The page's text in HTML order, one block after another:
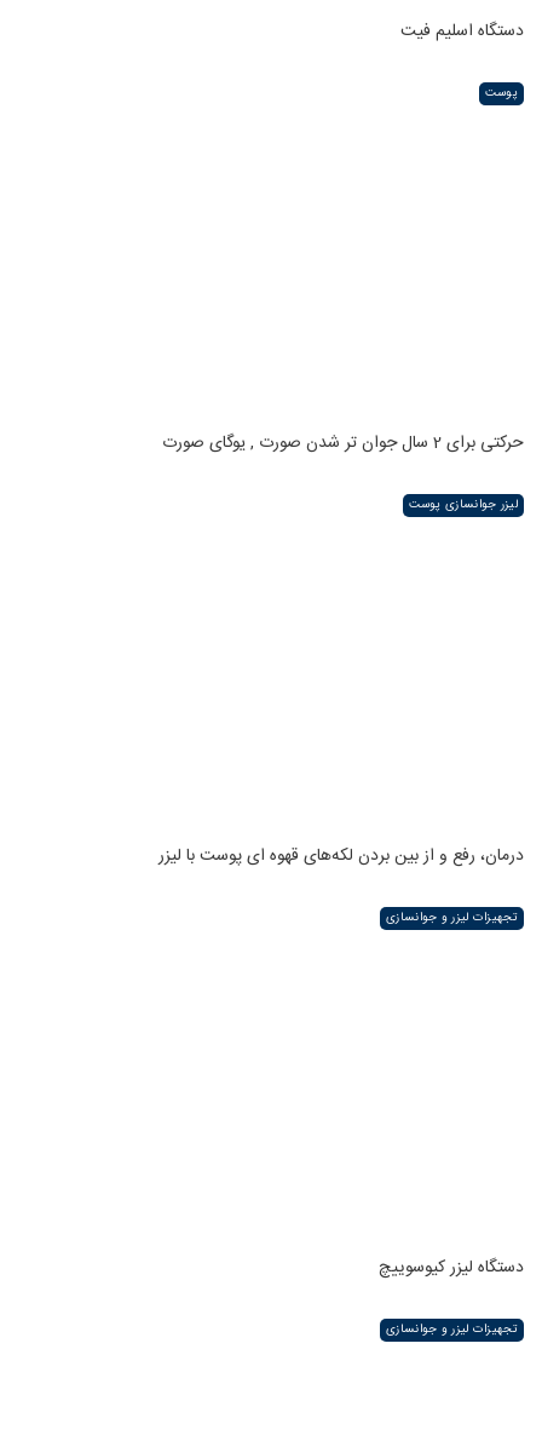
دستگاه اسلیم فیت
پوست
حرکتی برای 2 سال جوان تر شدن صورت , یوگای صورت
لیزر جوانسازی پوست
درمان، رفع و از بین بردن لکه‌های قهوه ای پوست با لیزر
تجهیزات لیزر و جوانسازی
دستگاه لیزر کیوسوییچ
تجهیزات لیزر و جوانسازی